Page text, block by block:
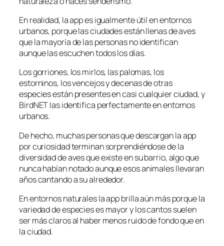
En realidad, la app es igualmente útil en entornos
urbanos, porque las ciudades están llenas de aves
que la mayoría de las personas no identifican
aunque las escuchen todos los días.
Los gorriones, los mirlos, las palomas, los
estorninos, los vencejos y decenas de otras
especies están presentes en casi cualquier ciudad, y
BirdNET las identifica perfectamente en entornos
urbanos.
De hecho, muchas personas que descargan la app
por curiosidad terminan sorprendiéndose de la
diversidad de aves que existe en su barrio, algo que
nunca habían notado aunque esos animales llevaran
años cantando a su alrededor.
En entornos naturales la app brilla aún más porque la
variedad de especies es mayor y los cantos suelen
ser más claros al haber menos ruido de fondo que en
la ciudad.